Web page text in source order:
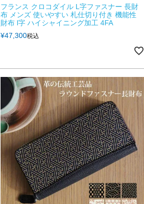
フランス クロコダイル L字ファスナー 長財
布 メンズ 使いやすい 札仕切り付き 機能性
財布 l字 ハイシャイニング加工 4FA
¥47,300税込